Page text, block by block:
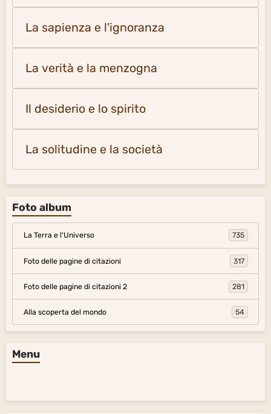
La sapienza e l'ignoranza
La verità e la menzogna
Il desiderio e lo spirito
La solitudine e la società
Foto album
La Terra e l'Universo 735
Foto delle pagine di citazioni 317
Foto delle pagine di citazioni 2 281
Alla scoperta del mondo 54
Menu